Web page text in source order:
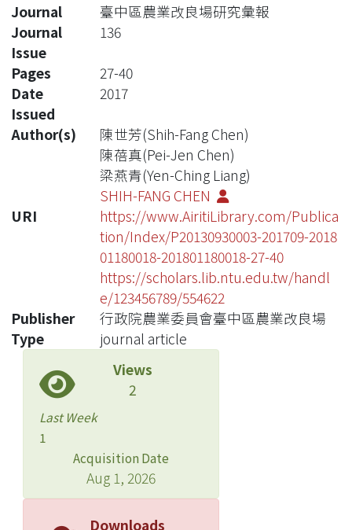
Journal
臺中區農業改良場研究彙報
Journal
Issue
136
Pages
27-40
Date
Issued
2017
Author(s)
陳世芳(Shih-Fang Chen)
陳蓓真(Pei-Jen Chen)
梁燕青(Yen-Ching Liang)
SHIH-FANG CHEN
URI
https://www.AiritiLibrary.com/Publica
tion/Index/P20130930003-201709-2018
01180018-201801180018-27-40
https://scholars.lib.ntu.edu.tw/handl
e/123456789/554622
Publisher
行政院農業委員會臺中區農業改良場
Type
journal article
Views
2
Last Week
1
Acquisition Date
Aug 1, 2026
Downloads